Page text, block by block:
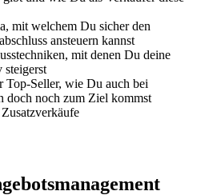
mit welchem Du sicher den
ansteuern kannst
mit denen Du deine
steigerst
Top-Seller, wie Du auch bei
doch noch zum Ziel kommst